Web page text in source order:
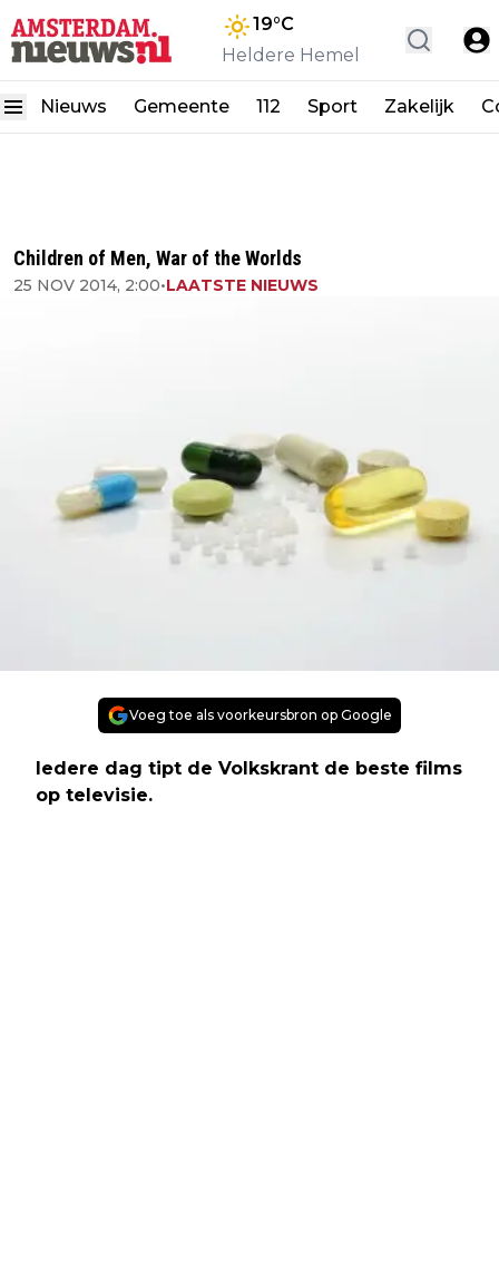
19°C
Heldere Hemel
Nieuws Gemeente 112 Sport Zakelijk
Children of Men, War of the Worlds
25 NOV 2014, 2:00•LAATSTE NIEUWS
Voeg toe als voorkeursbron op Google
Iedere dag tipt de Volkskrant de beste films
op televisie.